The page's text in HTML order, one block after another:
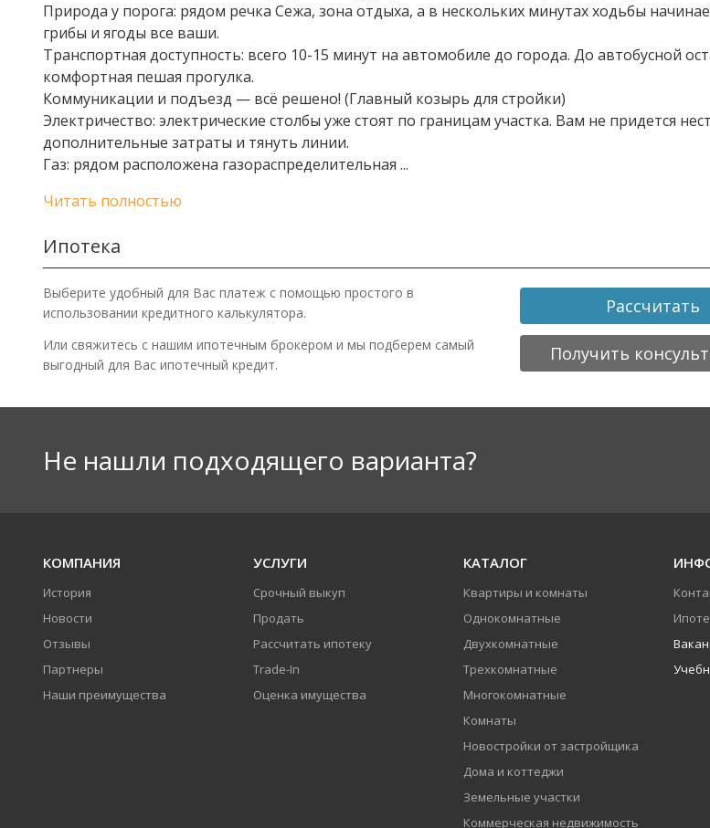
Природа у порога: рядом речка Сежа, зона отдыха, а в нескольких минутах ходьбы
грибы и ягоды все ваши.
Транспортная доступность: всего 10-15 минут на автомобиле до города. До автобусной
комфортная пешая прогулка.
Коммуникации и подъезд — всё решено! (Главный козырь для стройки)
Электричество: электрические столбы уже стоят по границам участка. Вам не придется
дополнительные затраты и тянуть линии.
Газ: рядом расположена газораспределительная ...
Читать полностью
Ипотека
Выберите удобный для Вас платеж с помощью простого в
использовании кредитного калькулятора.
Рассчитать
Или свяжитесь с нашим ипотечным брокером и мы подберем самый
выгодный для Вас ипотечный кредит.
Получить
Не нашли подходящего варианта?
КОМПАНИЯ
История
Новости
Отзывы
Партнеры
Наши преимущества
УСЛУГИ
Срочный выкуп
Продать
Рассчитать ипотеку
Trade-In
Оценка имущества
КАТАЛОГ
Квартиры и комнаты
Однокомнатные
Двухкомнатные
Трехкомнатные
Многокомнатные
Комнаты
Новостройки от застройщика
Дома и коттеджи
Земельные участки
Коммерческая недвижимость